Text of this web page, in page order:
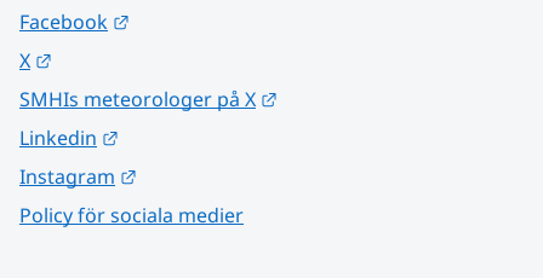
Facebook
X
SMHIs meteorologer på X
Linkedin
Instagram
Policy för sociala medier